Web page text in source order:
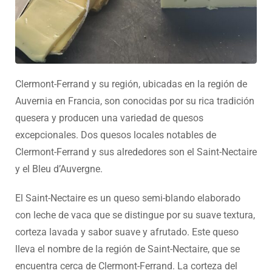
Clermont-Ferrand y su región, ubicadas en la región de
Auvernia en Francia, son conocidas por su rica tradición
quesera y producen una variedad de quesos
excepcionales. Dos quesos locales notables de
Clermont-Ferrand y sus alrededores son el Saint-Nectaire
y el Bleu d’Auvergne.
El Saint-Nectaire es un queso semi-blando elaborado
con leche de vaca que se distingue por su suave textura,
corteza lavada y sabor suave y afrutado. Este queso
lleva el nombre de la región de Saint-Nectaire, que se
encuentra cerca de Clermont-Ferrand. La corteza del